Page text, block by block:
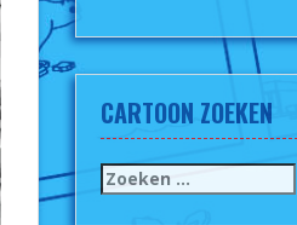
CARTOON ZOEKEN
Zoeken
naar: